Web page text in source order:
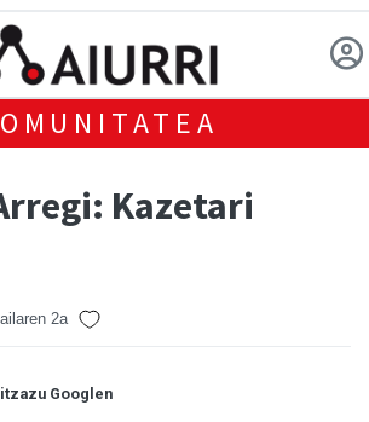
Kazetari
2a
Googlen